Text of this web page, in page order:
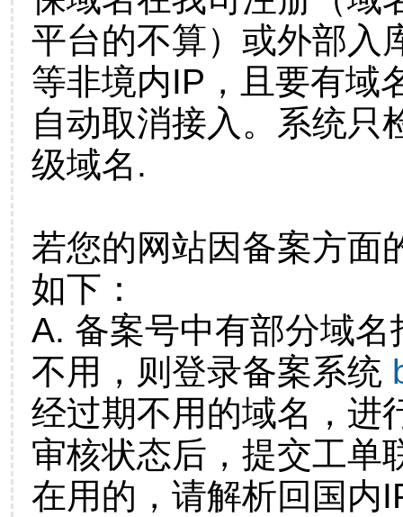
平台的不算）或外部入
等非境内IP，且要有域
自动取消接入。系统只
级域名.
若您的网站因备案方面
如下：
A. 备案号中有部分域
不用，则登录备案系统
经过期不用的域名，进
审核状态后，提交工单
在用的，请解析回国内